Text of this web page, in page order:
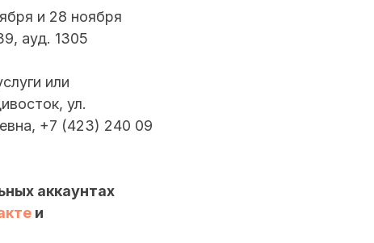
и 28 ноября
ауд. 1305
или
ул.
+7 (423) 240 09
аккаунтах
и